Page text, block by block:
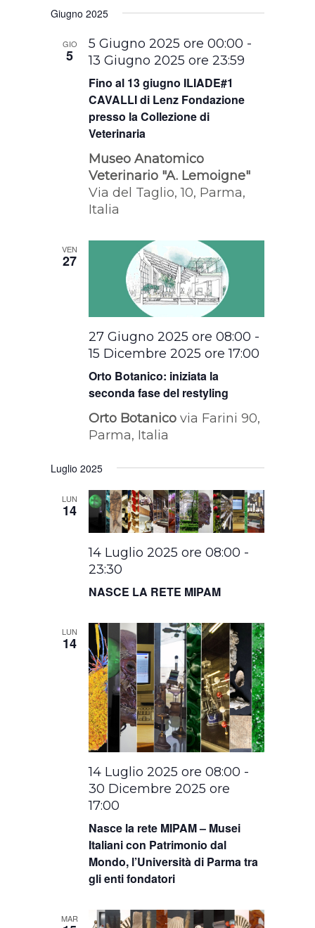
Giugno 2025
GIO
5
Fino al 13 giugno ILIADE#1
CAVALLI di Lenz Fondazione
presso la Collezione di
Veterinaria
5 Giugno 2025 ore 00:00 -
13 Giugno 2025 ore 23:59
Museo Anatomico
Veterinario "A. Lemoigne"
Via del Taglio, 10, Parma,
Italia
VEN
27
Orto Botanico: iniziata la
seconda fase del restyling
27 Giugno 2025 ore 08:00 -
15 Dicembre 2025 ore 17:00
Orto Botanicovia Farini 90,
Parma, Italia
Luglio 2025
LUN
14
NASCE LA RETE MIPAM
14 Luglio 2025 ore 08:00 -
23:30
LUN
14
Nasce la rete MIPAM – Musei
Italiani con Patrimonio dal
Mondo, l’Università di Parma tra
gli enti fondatori
14 Luglio 2025 ore 08:00 -
30 Dicembre 2025 ore
17:00
MAR